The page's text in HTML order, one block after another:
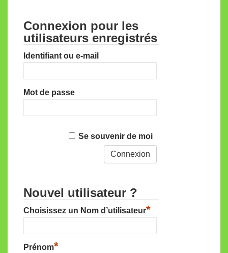
Connexion pour les
utilisateurs enregistrés
Identifiant ou e-mail
Mot de passe
Se souvenir de moi
Nouvel utilisateur ?
Choisissez un Nom d’utilisateur*
Prénom*